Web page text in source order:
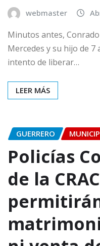
webmaster
Minutos antes,
Mercedes y su hijo de
intento de liberar…
LEER MÁS
GUERRERO
Policías
de la